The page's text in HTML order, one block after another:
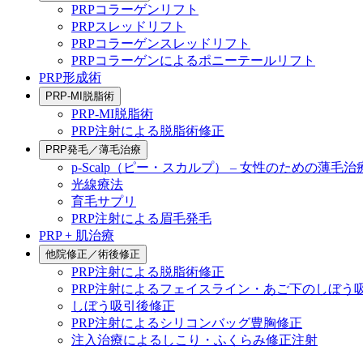
PRPコラーゲンリフト
PRPスレッドリフト
PRPコラーゲンスレッドリフト
PRPコラーゲンによるポニーテールリフト
PRP形成術
PRP-MI脱脂術
PRP-MI脱脂術
PRP注射による脱脂術修正
PRP発毛／薄毛治療
p-Scalp（ピー・スカルプ） – 女性のための薄毛治
光線療法
育毛サプリ
PRP注射による眉毛発毛
PRP + 肌治療
他院修正／術後修正
PRP注射による脱脂術修正
PRP注射によるフェイスライン・あご下のしぼう
しぼう吸引後修正
PRP注射によるシリコンバッグ豊胸修正
注入治療によるしこり・ふくらみ修正注射